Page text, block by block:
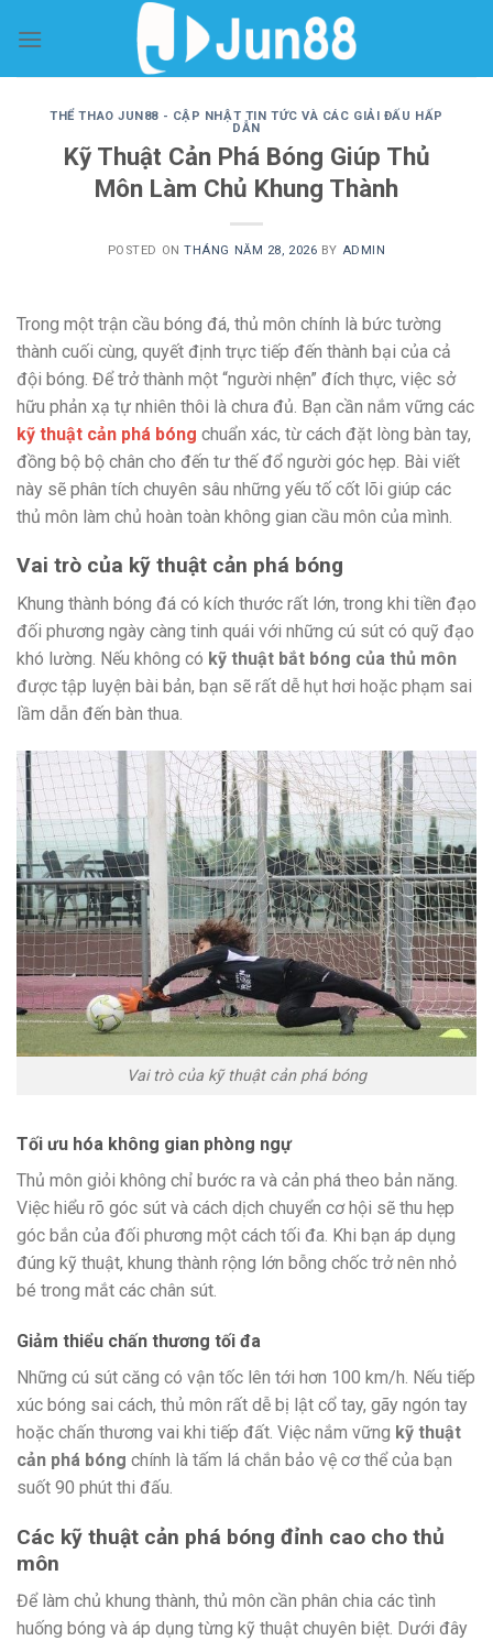
THỂ THAO JUN88 - CẬP NHẬT TIN TỨC VÀ CÁC GIẢI ĐẤU HẤP
DẪN
Kỹ Thuật Cản Phá Bóng Giúp Thủ
Môn Làm Chủ Khung Thành
POSTED ONTHÁNG NĂM 28, 2026 BY ADMIN
Trong một trận cầu bóng đá, thủ môn chính là bức tường
thành cuối cùng, quyết định trực tiếp đến thành bại của cả
đội bóng. Để trở thành một “người nhện” đích thực, việc sở
hữu phản xạ tự nhiên thôi là chưa đủ. Bạn cần nắm vững các
kỹ thuật cản phá bóng chuẩn xác, từ cách đặt lòng bàn tay,
đồng bộ bộ chân cho đến tư thế đổ người góc hẹp. Bài viết
này sẽ phân tích chuyên sâu những yếu tố cốt lõi giúp các
thủ môn làm chủ hoàn toàn không gian cầu môn của mình.
Vai trò của kỹ thuật cản phá bóng
Khung thành bóng đá có kích thước rất lớn, trong khi tiền đạo
đối phương ngày càng tinh quái với những cú sút có quỹ đạo
khó lường. Nếu không có kỹ thuật bắt bóng của thủ môn
được tập luyện bài bản, bạn sẽ rất dễ hụt hơi hoặc phạm sai
lầm dẫn đến bàn thua.
Vai trò của kỹ thuật cản phá bóng
Tối ưu hóa không gian phòng ngự
Thủ môn giỏi không chỉ bước ra và cản phá theo bản năng.
Việc hiểu rõ góc sút và cách dịch chuyển cơ hội sẽ thu hẹp
góc bắn của đối phương một cách tối đa. Khi bạn áp dụng
đúng kỹ thuật, khung thành rộng lớn bỗng chốc trở nên nhỏ
bé trong mắt các chân sút.
Giảm thiểu chấn thương tối đa
Những cú sút căng có vận tốc lên tới hơn 100 km/h. Nếu tiếp
xúc bóng sai cách, thủ môn rất dễ bị lật cổ tay, gãy ngón tay
hoặc chấn thương vai khi tiếp đất. Việc nắm vững kỹ thuật
cản phá bóng chính là tấm lá chắn bảo vệ cơ thể của bạn
suốt 90 phút thi đấu.
Các kỹ thuật cản phá bóng đỉnh cao cho thủ
môn
Để làm chủ khung thành, thủ môn cần phân chia các tình
huống bóng và áp dụng từng kỹ thuật chuyên biệt. Dưới đây